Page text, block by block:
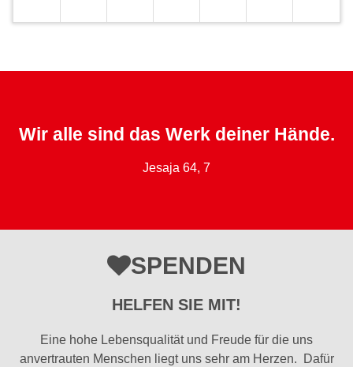
Wir alle sind das Werk deiner Hände.
Jesaja 64, 7
SPENDEN
HELFEN SIE MIT!
Eine hohe Lebensqualität und Freude für die uns
anvertrauten Menschen liegt uns sehr am Herzen. Dafür